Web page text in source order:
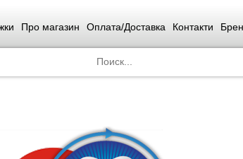
Про магазин Оплата/Доставка Контакти